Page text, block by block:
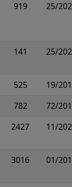
919 25/
141 25/
525
19/
782
72/
2427 11/
3016 01/